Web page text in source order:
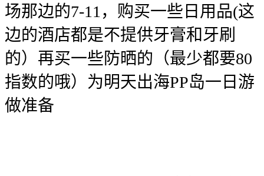
场那边的7-11，购买一些日用品(这
边的酒店都是不提供牙膏和牙刷
的）再买一些防晒的（最少都要80
指数的哦）为明天出海PP岛一日游
做准备